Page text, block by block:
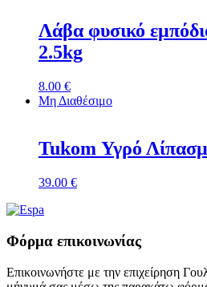
Λάβα φυσικό
2.5kg
8.00 €
Μη Διαθέσιμο
Tukom Υγρό
39.00 €
Φόρμα επικοινωνίας
Επικοινωνήστε με την επιχείρηση